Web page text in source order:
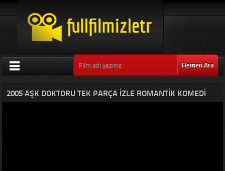
Hemen Ara
2005 AŞK DOKTORU TEK PARÇA IZLE ROMANTIK KOMEDI